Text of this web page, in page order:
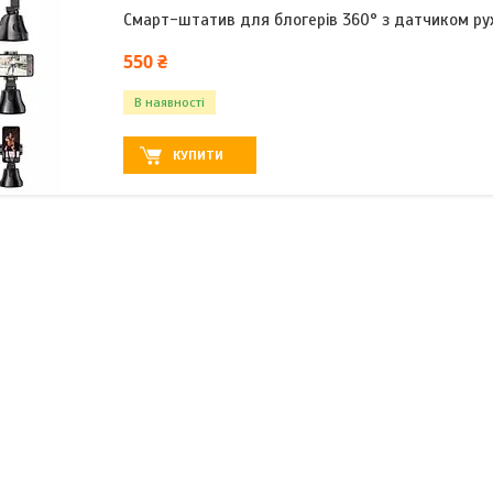
Смарт-штатив для блогерів 360° з датчиком
550 ₴
В наявності
КУПИТИ